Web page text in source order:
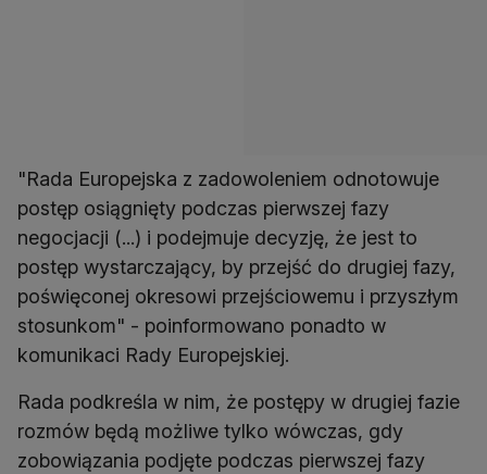
"Rada Europejska z zadowoleniem odnotowuje
postęp osiągnięty podczas pierwszej fazy
negocjacji (...) i podejmuje decyzję, że jest to
postęp wystarczający, by przejść do drugiej fazy,
poświęconej okresowi przejściowemu i przyszłym
stosunkom" - poinformowano ponadto w
komunikaci Rady Europejskiej.
Rada podkreśla w nim, że postępy w drugiej fazie
rozmów będą możliwe tylko wówczas, gdy
zobowiązania podjęte podczas pierwszej fazy